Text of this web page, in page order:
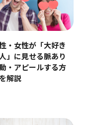
・女性が「大好き
」に見せる脈あり
・アピールする方
解説